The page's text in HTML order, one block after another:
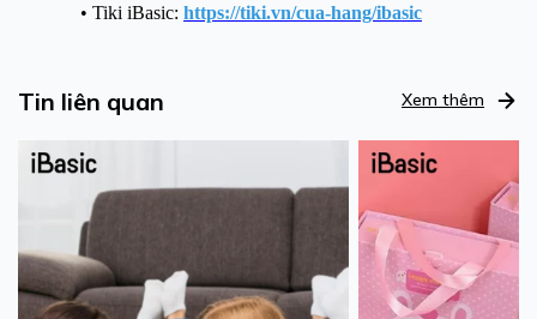
• Tiki iBasic: https://tiki.vn/cua-hang/ibasic
Tin liên quan Xem thêm